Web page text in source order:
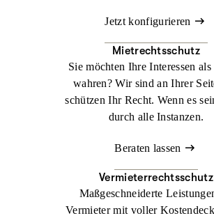
Jetzt konfigurieren
Mietrechtsschutz
Sie möchten Ihre Interessen
wahren? Wir sind an Ihrer
schützen Ihr Recht. Wenn es
durch alle Instanzen.
Beraten lassen
Vermieterrechtsschutz
Maßgeschneiderte
Vermieter mit voller